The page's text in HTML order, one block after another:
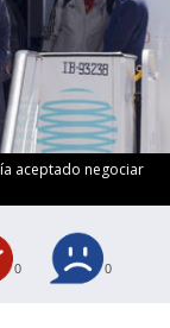
aceptado negociar
0 0